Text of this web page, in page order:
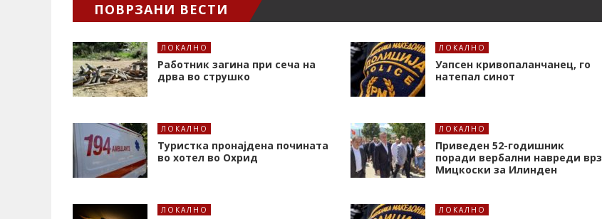
ПОВРЗАНИ ВЕСТИ
ЛОКАЛНО
Работник загина при сеча на
дрва во струшко
ЛОКАЛНО
Уапсен кривопаланчанец, го
натепал синот
ЛОКАЛНО
Туристка пронајдена почината
во хотел во Охрид
ЛОКАЛНО
Приведен 52-годишник
поради вербални навреди врз
Мицкоски за Илинден
ЛОКАЛНО ЛОКАЛНО